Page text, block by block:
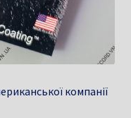
компанії